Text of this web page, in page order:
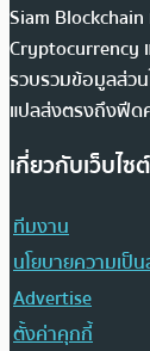
Siam
Cryptocurrency
รวบรวมข้อมูลส่วน
แปลส่งตรงถึงฟี
เกี่ยวกับเว็บไซ
ทีมงาน
นโยบายความเป็
Advertise
ตั้งค่าคุกกี้